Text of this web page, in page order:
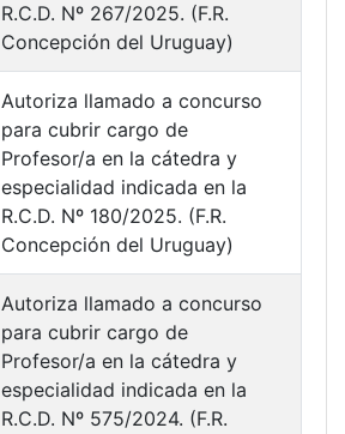
R.C.D. Nº 267/2025. (F.R.
Concepción del Uruguay)
Autoriza llamado a concurso
para cubrir cargo de
Profesor/a en la cátedra y
especialidad indicada en la
R.C.D. Nº 180/2025. (F.R.
Concepción del Uruguay)
Autoriza llamado a concurso
para cubrir cargo de
Profesor/a en la cátedra y
especialidad indicada en la
R.C.D. Nº 575/2024. (F.R.